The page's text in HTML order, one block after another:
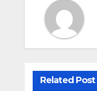
Related Post